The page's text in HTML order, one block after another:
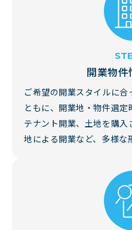
開業物件
ご希望の開業スタイルに
ともに、開業地・物件選定
テナント開業、土地を購
地による開業など、多様な